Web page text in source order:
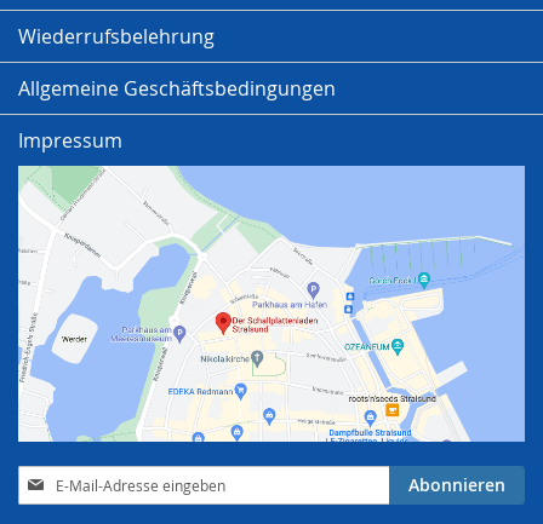
Wiederrufsbelehrung
Allgemeine Geschäftsbedingungen
Impressum
Anmeldung
zum
Abonnieren